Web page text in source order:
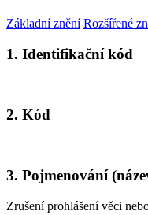
Základní znění Rozšířené
1. Identifikační kód
2. Kód
3. Pojmenování
Zrušení prohlášení věci